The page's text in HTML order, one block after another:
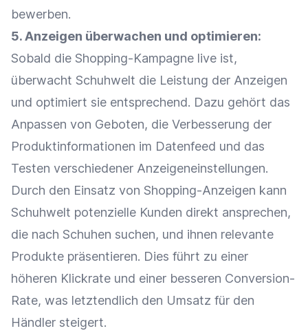
bewerben.
5.Anzeigen überwachen und optimieren:
Sobald die Shopping-Kampagne live ist,
überwacht Schuhwelt die Leistung der Anzeigen
und optimiert sie entsprechend. Dazu gehört das
Anpassen von Geboten, die Verbesserung der
Produktinformationen im Datenfeed und das
Testen verschiedener Anzeigeneinstellungen.
Durch den Einsatz von Shopping-Anzeigen kann
Schuhwelt potenzielle Kunden direkt ansprechen,
die nach Schuhen suchen, und ihnen relevante
Produkte präsentieren. Dies führt zu einer
höheren Klickrate und einer besseren Conversion-
Rate, was letztendlich den Umsatz für den
Händler steigert.